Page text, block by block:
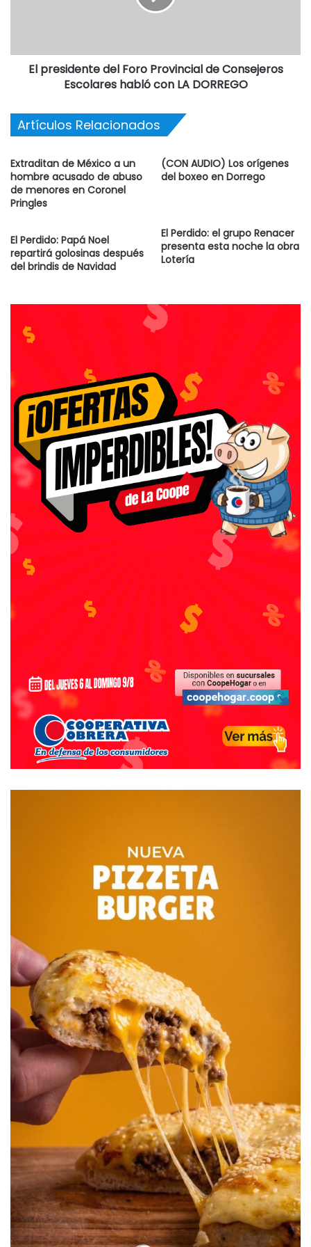
intensamente inclusive entonando su himno que es
El presidente del Foro Provincial de Consejeros
Escolares habló con LA DORREGO
Artículos Relacionados
Extraditan de México a un
hombre acusado de abuso
de menores en Coronel
Pringles
(CON AUDIO) Los orígenes
del boxeo en Dorrego
El Perdido: Papá Noel
repartirá golosinas después
del brindis de Navidad
El Perdido: el grupo Renacer
presenta esta noche la obra
Lotería